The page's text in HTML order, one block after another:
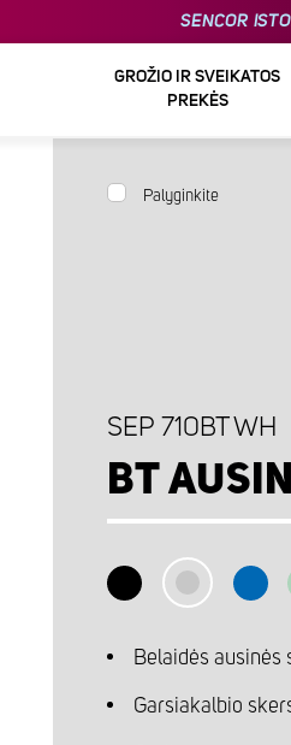
SENCOR
GROŽIO IR SVEIKATOS
PREKĖS
Palyginkite
SEP 710BT WH
BT
Belaidės ausinės
Garsiakalbio